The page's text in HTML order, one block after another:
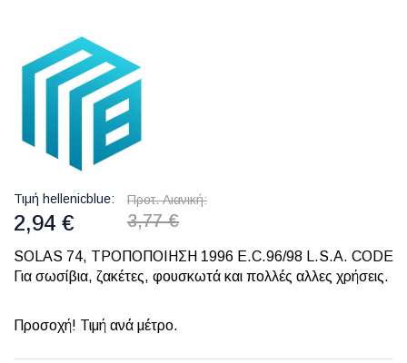
Τιμή hellenicblue
2,94 €
Προτ. Λιανική
3,77 €
SOLAS 74, ΤΡΟΠΟΠΟΙΗΣΗ 1996 E.C.96/98 L.S.A. CODE
Για σωσίβια, ζακέτες, φουσκωτά και πολλές αλλες χρήσεις.
Προσοχή! Τιμή ανά μέτρο.